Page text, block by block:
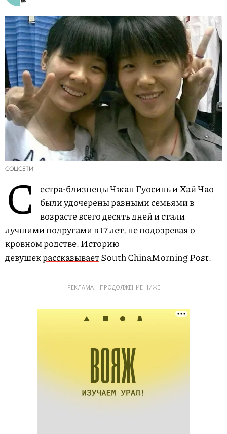
СОЦСЕТИ
С
естра-близнецы Чжан Гуосинь и Хай Чао
были удочерены разными семьями в
возрасте всего десять дней и стали
лучшими подругами в 17 лет, не подозревая о
кровном родстве. Историю
девушекрассказываетSouth ChinaMorning Post.
РЕКЛАМА – ПРОДОЛЖЕНИЕ НИЖЕ